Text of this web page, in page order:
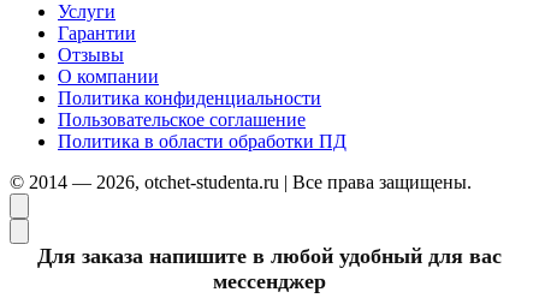
Услуги
Гарантии
Отзывы
О компании
Политика конфиденциальности
Пользовательское соглашение
Политика в области обработки ПД
© 2014 — 2026, otchet-studenta.ru | Все права защищены.
Для заказа напишите в любой удобный для вас
мессенджер